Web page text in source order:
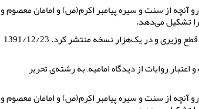
آنچه از سنت و سیره پیامبر اکرم(ص) و امامان معصوم و
تشکیل می‌دهد.
بنیاد پژوهش‌های اسلامی آستان قدس رضوی کتاب «بررسی صحت و اعتبار روایات تفسیر منسوب به امام عسکری(ع)» را در قطع وزیری و در یک‌هزار نسخه منتشر کرد. 1391/12/23
روایات از دیدگاه امامیه, به رشته‌ی تحریر
آنچه از سنت و سیره پیامبر اکرم(ص) و امامان معصوم و